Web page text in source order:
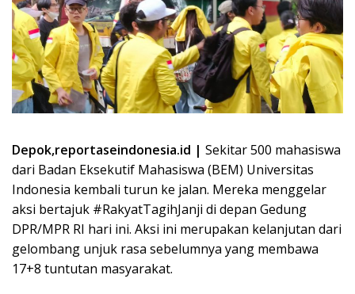
Depok,reportaseindonesia.id | Sekitar 500 mahasiswa
dari Badan Eksekutif Mahasiswa (BEM) Universitas
Indonesia kembali turun ke jalan. Mereka menggelar
aksi bertajuk #RakyatTagihJanji di depan Gedung
DPR/MPR RI hari ini. Aksi ini merupakan kelanjutan dari
gelombang unjuk rasa sebelumnya yang membawa
17+8 tuntutan masyarakat.